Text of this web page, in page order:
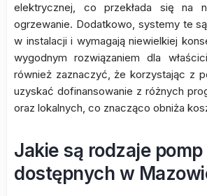
elektrycznej, co przekłada się na
ogrzewanie. Dodatkowo, systemy te
w instalacji i wymagają niewielkiej
wygodnym rozwiązaniem dla
również zaznaczyć, że korzystając z
uzyskać dofinansowanie z różnych
oraz lokalnych, co znacząco obniża
Jakie są rodzaje pomp
dostępnych w